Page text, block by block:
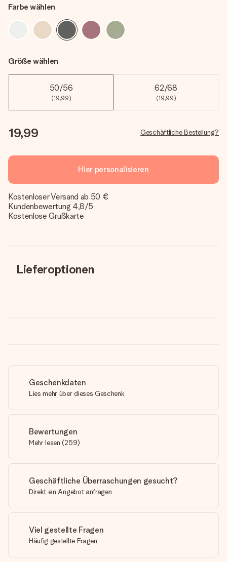
Farbe wählen
Größe wählen
50/56
(19,99)
62/68
(19,99)
19,99 Geschäftliche Bestellung?
Hier personalisieren
Kostenloser Versand ab 50 €
Kundenbewertung 4,8/5
Kostenlose Grußkarte
Lieferoptionen
Geschenkdaten
Lies mehr über dieses Geschenk
Bewertungen
Mehr lesen (259)
Geschäftliche Überraschungen gesucht?
Direkt ein Angebot anfragen
Viel gestellte Fragen
Häufig gestellte Fragen